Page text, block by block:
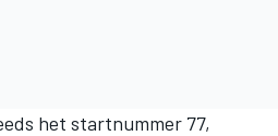
het startnummer 77,